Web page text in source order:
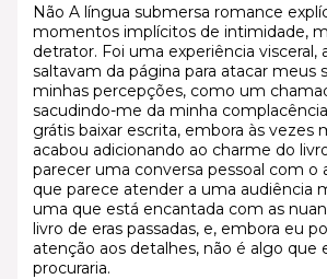
Não A língua submersa romance
momentos implícitos de intimidade,
detrator. Foi uma experiência visceral,
saltavam da página para atacar meus
minhas percepções, como um
sacudindo-me da minha
grátis baixar escrita, embora às vezes
acabou adicionando ao charme do
parecer uma conversa pessoal com o
que parece atender a uma audiência
uma que está encantada com as
livro de eras passadas, e, embora eu
atenção aos detalhes, não é algo
procuraria.